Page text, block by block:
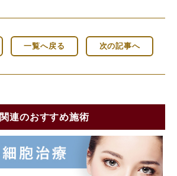
一覧へ戻る 次の記事へ
関連のおすすめ施術